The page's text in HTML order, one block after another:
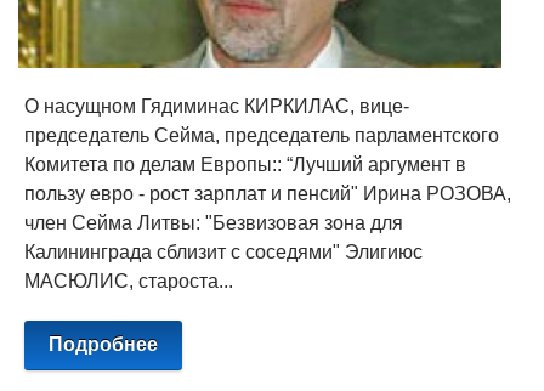
О насущном Гядиминас КИРКИЛАС, вице-
председатель Сейма, председатель парламентского
Комитета по делам Европы:: “Лучший аргумент в
пользу евро - рост зарплат и пенсий" Ирина РОЗОВА,
член Сейма Литвы: "Безвизовая зона для
Калининграда сблизит с соседями" Элигиюс
МАСЮЛИС, староста...
Подробнее